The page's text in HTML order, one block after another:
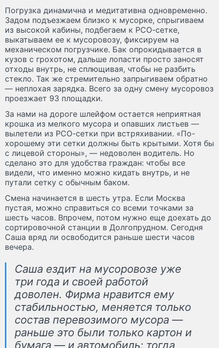
Погрузка динамична и медитативна одновременно.
Задом подъезжаем близко к мусорке, спрыгиваем
из высокой кабины, подбегаем к РСО-сетке,
выкатываем ее к мусоровозу, фиксируем на
механическом погрузчике. Бак опрокидывается в
кузов с грохотом, дальше лопасти просто заносят
отходы внутрь, не сплющивая, чтобы не разбить
стекло. Так же стремительно запрыгиваем обратно
— неплохая зарядка. Всего за одну смену мусоровоз
проезжает 93 площадки.
За нами на дороге шлейфом остается неприятная
крошка из мелкого мусора и опавших листьев —
вылетели из РСО-сетки при встряхивании. «По-
хорошему эти сетки должны быть крытыми. Хотя бы
с лицевой стороны», — недоволен водитель. Но
сделано это для удобства граждан: чтобы все
видели, что именно можно кидать внутрь, и не
путали сетку с обычным баком.
Смена начинается в шесть утра. Если Москва
пустая, можно справиться со всеми точками за
шесть часов. Впрочем, потом нужно еще доехать до
сортировочной станции в Долгопрудном. Сегодня
Саша вряд ли освободится раньше шести часов
вечера.
Саша ездит на мусоровозе уже
три года и своей работой
доволен. Фирма нравится ему
стабильностью, меняется только
состав перевозимого мусора —
раньше это были только картон и
бумага — и автомобиль: тогда